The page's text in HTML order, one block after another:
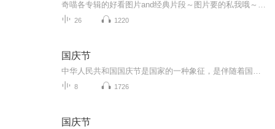
26 1220
国庆节
8 1726
国庆节